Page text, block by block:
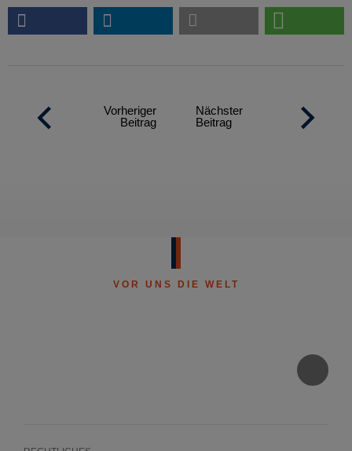
Vorheriger
Beitrag
Nächster
Beitrag
VOR UNS DIE WELT